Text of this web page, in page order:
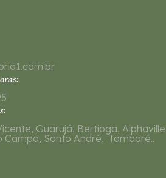
Guarujá, Bertioga,
Campo, Santo André, Tamboré..